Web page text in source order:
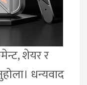
शेयर र
धन्यवाद